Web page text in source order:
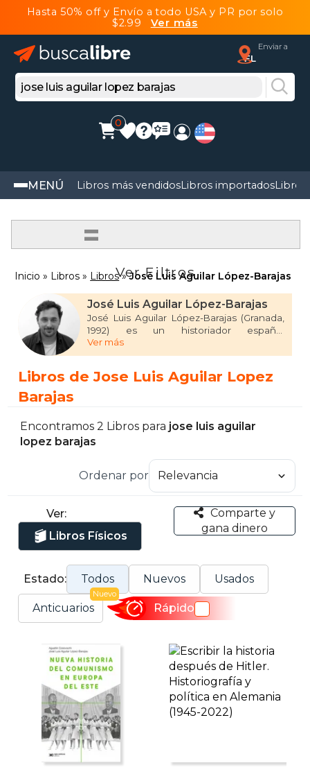
Hasta 50% off y Envío a todo USA y PR por solo
$2.99 Ver más
Enviar a
FL
0
MENÚ Libros más vendidosLibros importadosLibros
=
Ver Filtros
Inicio Libros Libros José Luis Aguilar López-Barajas
José Luis Aguilar López-Barajas
José Luis Aguilar López-Barajas (Granada,
1992) es un historiador español
especializado en la historia transnacional
de Europa Central y Oriental, con énfasis
humanas en contextos autoritarios. Es
investigador posdoctoral en el Instituto de
Historia de la Academia de Ciencias de la
instituciones de Alemania, Hungría,
Polonia y la República Checa.
Ver más
Libros de Jose Luis Aguilar Lopez
Barajas
Encontramos 2 Libros para jose luis aguilar
lopez barajas
Ordenar por
Ver:
Libros Físicos
Comparte y
gana dinero
Estado: Todos Nuevos Usados
Anticuarios
Nuevo
Rápido